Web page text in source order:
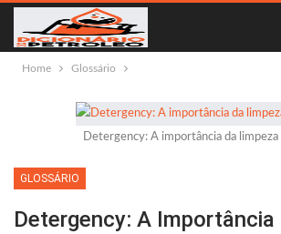
Home Glossário
Detergency: A importância da
GLOSSÁRIO
Detergency: A Importância